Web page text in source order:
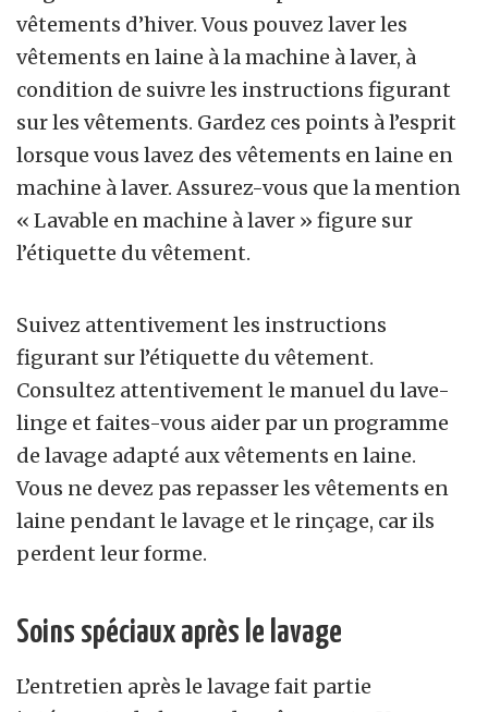
vêtements d’hiver. Vous pouvez laver les
vêtements en laine à la machine à laver, à
condition de suivre les instructions figurant
sur les vêtements. Gardez ces points à l’esprit
lorsque vous lavez des vêtements en laine en
machine à laver. Assurez-vous que la mention
« Lavable en machine à laver » figure sur
l’étiquette du vêtement.
Suivez attentivement les instructions
figurant sur l’étiquette du vêtement.
Consultez attentivement le manuel du lave-
linge et faites-vous aider par un programme
de lavage adapté aux vêtements en laine.
Vous ne devez pas repasser les vêtements en
laine pendant le lavage et le rinçage, car ils
perdent leur forme.
Soins spéciaux après le lavage
L’entretien après le lavage fait partie